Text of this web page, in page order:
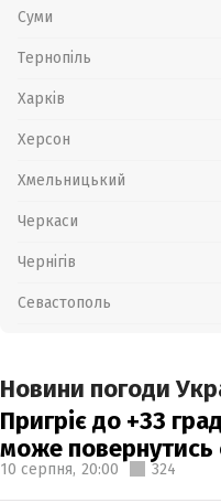
Суми
Тернопіль
Харків
Херсон
Хмельницький
Черкаси
Чернігів
Севастополь
Новини погоди
Пригріє до +33
може повернутись
10 серпня, 20:00 324